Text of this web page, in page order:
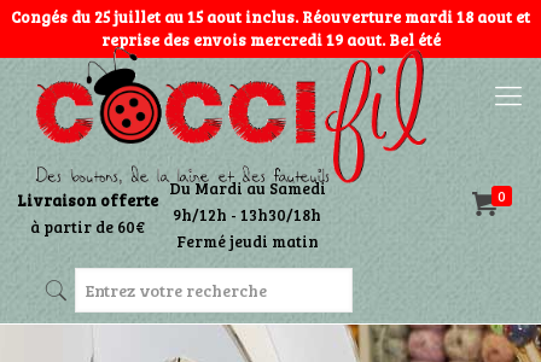
Congés du 25 juillet au 15 aout inclus. Réouverture mardi 18 aout et
reprise des envois mercredi 19 aout. Bel été
0
Livraison offerte
à partir de 60€
Du Mardi au Samedi
9h/12h - 13h30/18h
Fermé jeudi matin